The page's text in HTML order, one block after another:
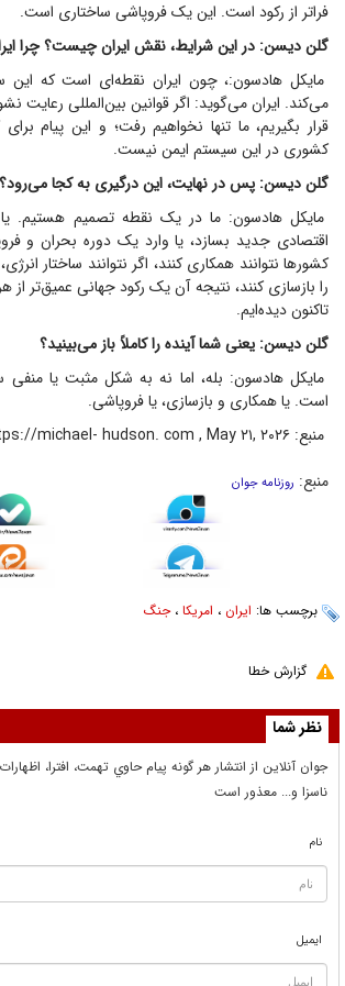
فراتر از رکود است. این یک فروپاشی ساختاری است.
گلن دیسن: در این شرایط، نقش ایران چیست؟ چرا
مایکل هادسون:، چون ایران نقطه‌ای است که این
می‌کند. ایران می‌گوید: اگر قوانین بین‌المللی رعایت
قرار بگیریم، ما تنها نخواهیم رفت؛ و این پیام
کشوری در این سیستم ایمن نیست.
گلن دیسن: پس در نهایت، این درگیری به کجا می‌رود؟
مایکل هادسون: ما در یک نقطه تصمیم هستیم.
اقتصادی جدید بسازد، یا وارد یک دوره بحران و
کشور‌ها نتوانند همکاری کنند، اگر نتوانند ساختار
را بازسازی کنند، نتیجه آن یک رکود جهانی عمیق‌تر
تاکنون دیده‌ایم.
گلن دیسن: یعنی شما آینده را کاملاً باز می‌بینید؟
مایکل هادسون: بله، اما نه به شکل مثبت یا منفی
است. یا همکاری و بازسازی، یا فروپاشی.
منبع: https://michael- hudson. com , May ۲۱, ۲۰۲۶
منبع: روزنامه جوان
برچسب ها: ایران ، امریکا ،جنگ
گزارش خطا
نظر شما
جوان آنلاين از انتشار هر گونه پيام حاوي تهمت، افترا،
ناسزا و... معذور است
نام
ایمیل